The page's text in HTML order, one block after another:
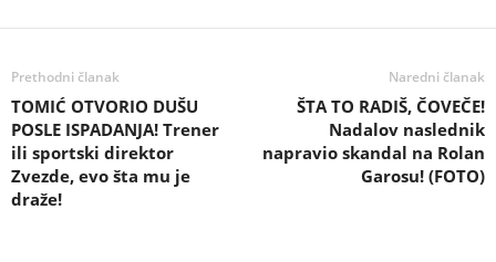
Prethodni članak
TOMIĆ OTVORIO DUŠU
POSLE ISPADANJA! Trener
ili sportski direktor
Zvezde, evo šta mu je
draže!
Naredni članak
ŠTA TO RADIŠ, ČOVEČE!
Nadalov naslednik
napravio skandal na Rolan
Garosu! (FOTO)